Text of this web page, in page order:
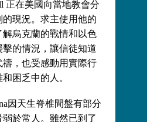
正在美國向當地教會分
現況。求主使用他的
烏克蘭的戰情和以色
的情況，讓信徒知道
，也受感動用實際行
困乏中的人。
因天生脊椎間盤有部分
於常人。雖然已到了